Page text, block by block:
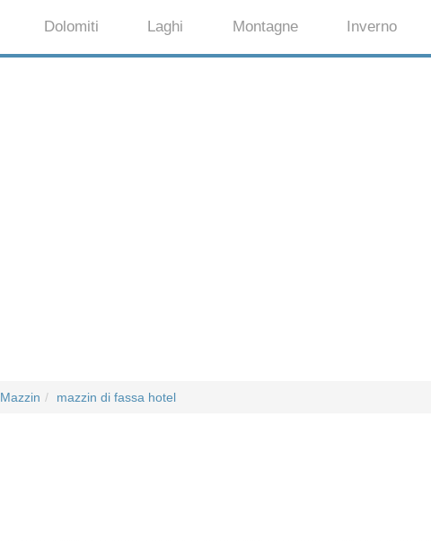
Dolomiti Laghi Montagne Inverno
Mazzin mazzin di fassa hotel